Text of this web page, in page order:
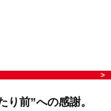
り前”への感謝。